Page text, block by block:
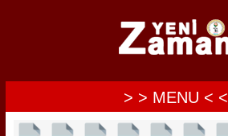
> > MENU < <